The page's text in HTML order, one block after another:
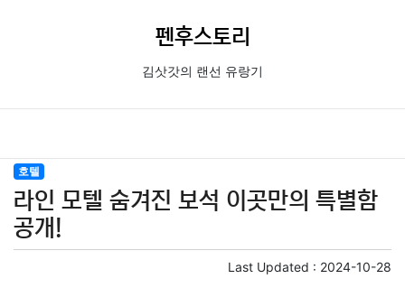
펜후스토리
김삿갓의 랜선 유랑기
호텔
라인 모텔 숨겨진 보석 이곳만의 특별함
공개!
Last Updated : 2024-10-28